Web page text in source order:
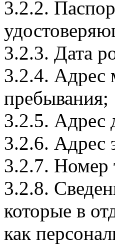
3.2.2.
3.2.3. Дата
3.2.4. Адрес
пребывания;
3.2.5. Адрес
3.2.6. Адрес
3.2.7. Номер
3.2.8.
которые в
как